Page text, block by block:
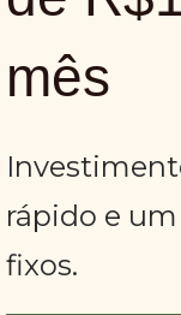
mês
rápido e
fixos.